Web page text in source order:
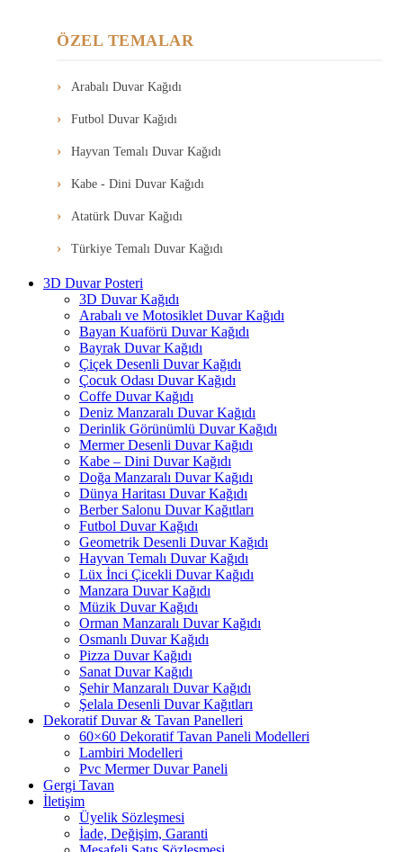
ÖZEL TEMALAR
Arabalı Duvar Kağıdı
Futbol Duvar Kağıdı
Hayvan Temalı Duvar Kağıdı
Kabe - Dini Duvar Kağıdı
Atatürk Duvar Kağıdı
Türkiye Temalı Duvar Kağıdı
3D Duvar Posteri
3D Duvar Kağıdı
Arabalı ve Motosiklet Duvar Kağıdı
Bayan Kuaförü Duvar Kağıdı
Bayrak Duvar Kağıdı
Çiçek Desenli Duvar Kağıdı
Çocuk Odası Duvar Kağıdı
Coffe Duvar Kağıdı
Deniz Manzaralı Duvar Kağıdı
Derinlik Görünümlü Duvar Kağıdı
Mermer Desenli Duvar Kağıdı
Kabe – Dini Duvar Kağıdı
Doğa Manzaralı Duvar Kağıdı
Dünya Haritası Duvar Kağıdı
Berber Salonu Duvar Kağıtları
Futbol Duvar Kağıdı
Geometrik Desenli Duvar Kağıdı
Hayvan Temalı Duvar Kağıdı
Lüx İnci Çicekli Duvar Kağıdı
Manzara Duvar Kağıdı
Müzik Duvar Kağıdı
Orman Manzaralı Duvar Kağıdı
Osmanlı Duvar Kağıdı
Pizza Duvar Kağıdı
Sanat Duvar Kağıdı
Şehir Manzaralı Duvar Kağıdı
Şelala Desenli Duvar Kağıtları
Dekoratif Duvar & Tavan Panelleri
60×60 Dekoratif Tavan Paneli Modelleri
Lambiri Modelleri
Pvc Mermer Duvar Paneli
Gergi Tavan
İletişim
Üyelik Sözleşmesi
İade, Değişim, Garanti